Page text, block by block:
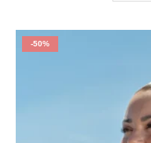
-50%